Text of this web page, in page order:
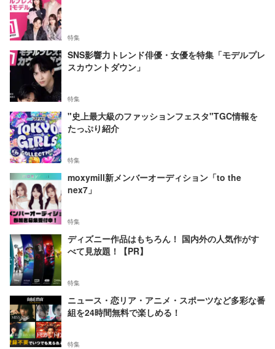
特集
SNS影響力トレンド俳優・女優を特集「モデルプレ
スカウントダウン」
特集
"史上最大級のファッションフェスタ"TGC情報を
たっぷり紹介
特集
moxymill新メンバーオーディション「to the
nex7」
特集
ディズニー作品はもちろん！ 国内外の人気作がす
べて見放題！【PR】
特集
ニュース・恋リア・アニメ・スポーツなど多彩な番
組を24時間無料で楽しめる！
特集